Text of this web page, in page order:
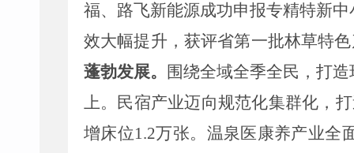
福、路飞新能源成功申报专精特新
效大幅提升，获评省第一批林草特
蓬勃发展。
围绕全域全季全民，打
上。民宿产业迈向规范化集群化，
增床位1.2万张。温泉医康养产业全